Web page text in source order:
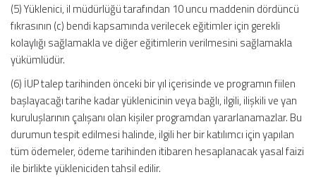
(5) Yüklenici, il müdürlüğü tarafından 10 uncu maddenin dördüncü
fıkrasının (c) bendi kapsamında verilecek eğitimler için gerekli
kolaylığı sağlamakla ve diğer eğitimlerin verilmesini sağlamakla
yükümlüdür.
(6) İUP talep tarihinden önceki bir yıl içerisinde ve programın fiilen
başlayacağı tarihe kadar yüklenicinin veya bağlı, ilgili, ilişkili ve yan
kuruluşlarının çalışanı olan kişiler programdan yararlanamazlar. Bu
durumun tespit edilmesi halinde, ilgili her bir katılımcı için yapılan
tüm ödemeler, ödeme tarihinden itibaren hesaplanacak yasal faizi
ile birlikte yükleniciden tahsil edilir.